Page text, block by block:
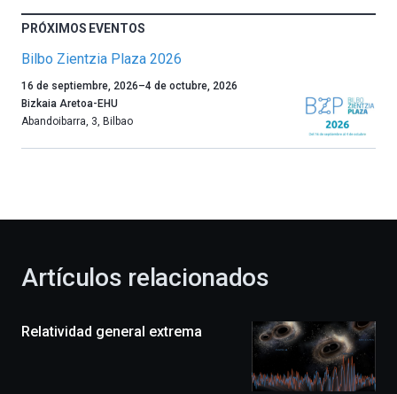
PRÓXIMOS EVENTOS
Bilbo Zientzia Plaza 2026
Un
año
más,
celebración
novena
16 de septiembre, 2026–4 de octubre, 2026
Bizkaia Aretoa-EHU
Abandoibarra, 3, Bilbao
Artículos relacionados
Relatividad general extrema